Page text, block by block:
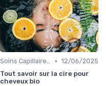
Soins Capillaires Bio • 12/06/2025
Tout savoir sur la cire pour
cheveux bio